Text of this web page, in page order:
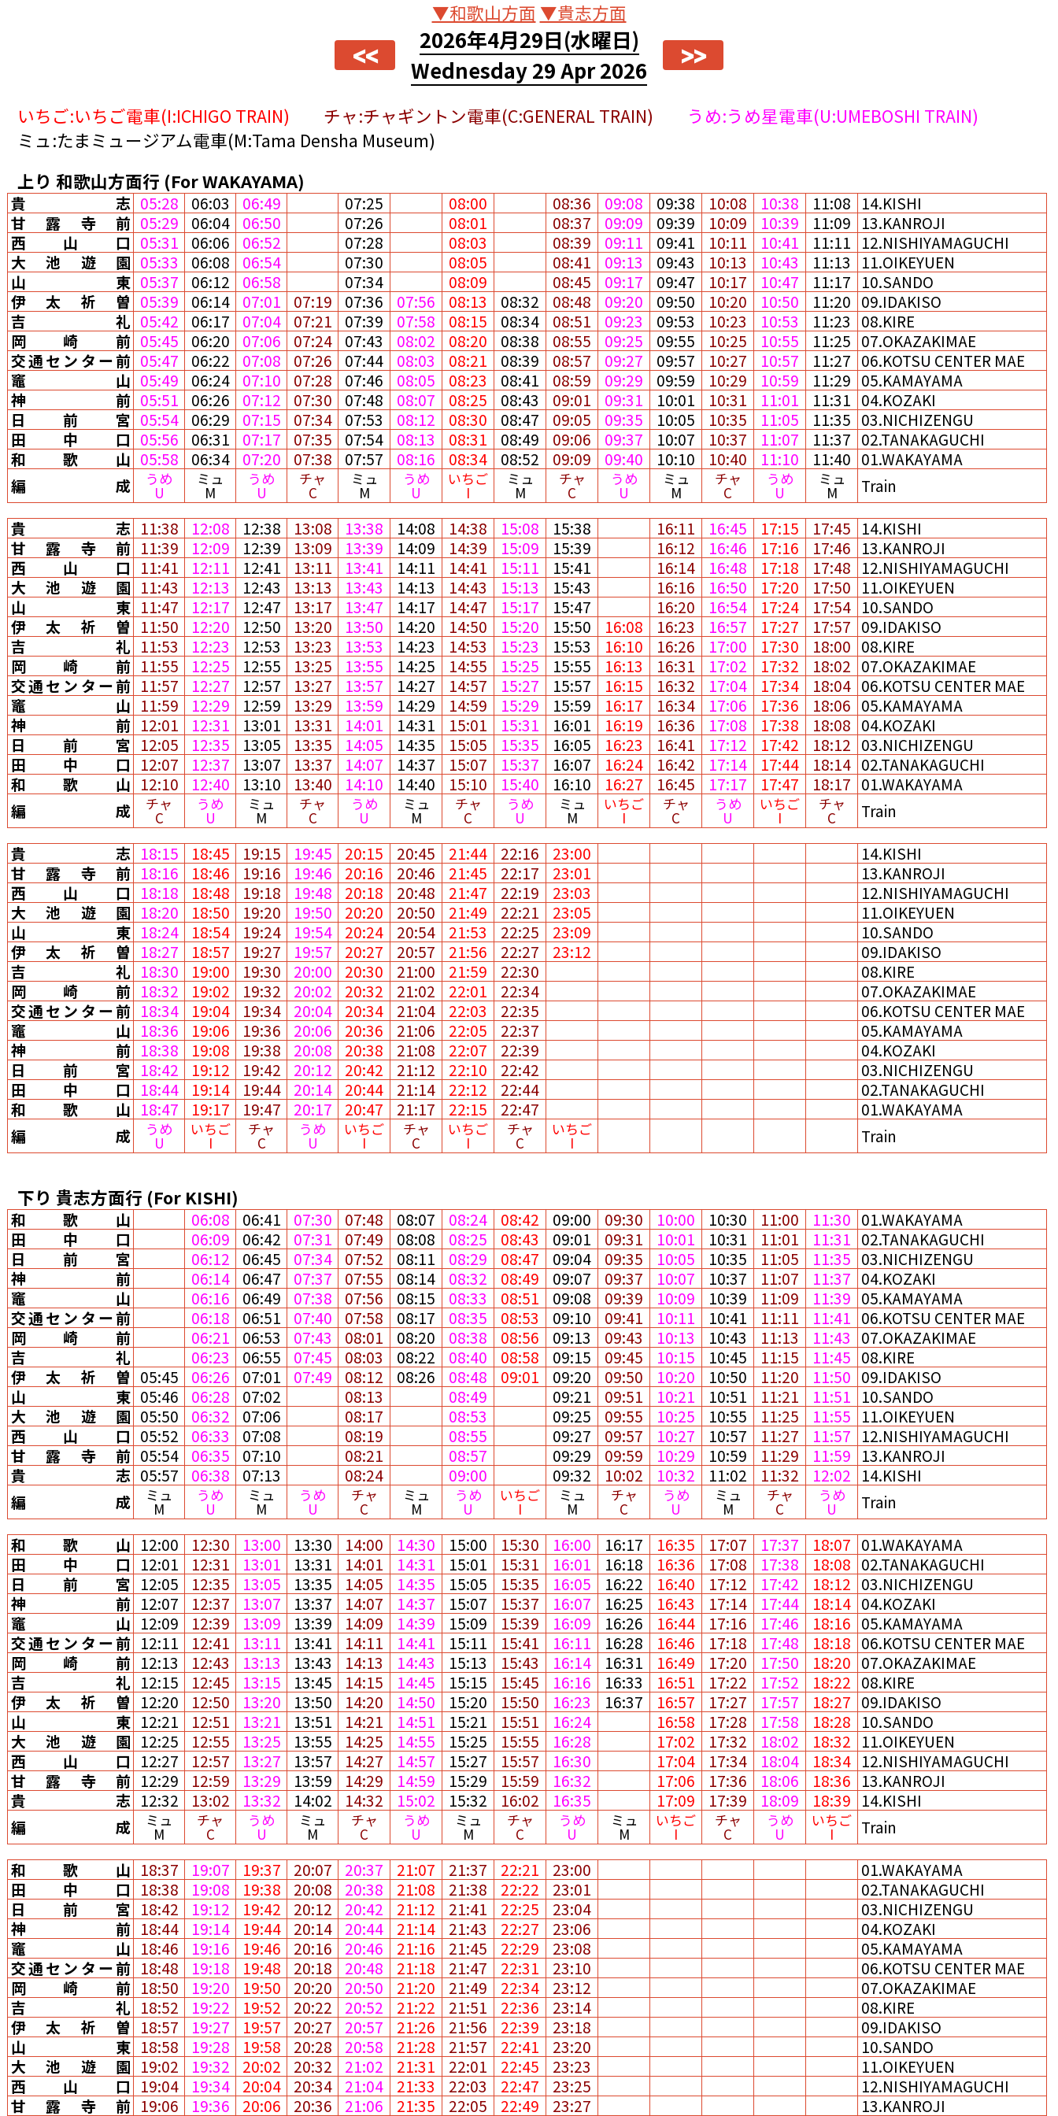
▼和歌山方面 ▼貴志方面
<< 2026年4月29日(水曜日)
Wednesday 29 Apr 2026
>>
いちご:いちご電車(I:ICHIGO TRAIN) チャ:チャギントン電車(C:GENERAL TRAIN)
うめ:うめ星電車(U:UMEBOSHI TRAIN)
ミュ:たまミュージアム電車(M:Tama Densha Museum)
上り 和歌山方面行 (For WAKAYAMA)
貴志 05:28 06:03 06:49 07:25 08:00 08:36 09:08 09:38 10:08 10:38 11:08 14.KISHI
甘露寺前 05:29 06:04 06:50 07:26 08:01 08:37 09:09 09:39 10:09 10:39 11:09 13.KANROJI
西山口 05:31 06:06 06:52 07:28 08:03 08:39 09:11 09:41 10:11 10:41 11:11 12.NISHIYAMAGUCHI
大池遊園 05:33 06:08 06:54 07:30 08:05 08:41 09:13 09:43 10:13 10:43 11:13
11.OIKEYUEN
山東 05:37 06:12 06:58 07:34 08:09 08:45 09:17 09:47 10:17 10:47 11:17 10.SANDO
伊太祈曽 05:39 06:14 07:01 07:19 07:36 07:56 08:13 08:32 08:48 09:20 09:50 10:20 10:50 11:20 09.IDAKISO
吉礼 05:42 06:17 07:04 07:21 07:39 07:58 08:15 08:34 08:51 09:23 09:53 10:23 10:53 11:23 08.KIRE
岡崎前 05:45 06:20 07:06 07:24 07:43 08:02 08:20 08:38 08:55 09:25 09:55 10:25 10:55 11:25 07.OKAZAKIMAE
交通センター前 05:47 06:22 07:08 07:26 07:44 08:03 08:21 08:39 08:57 09:27 09:57 10:27 10:57 11:27 06.KOTSU CENTER MAE
竈山 05:49 06:24 07:10 07:28 07:46 08:05 08:23 08:41 08:59 09:29 09:59 10:29 10:59 11:29 05.KAMAYAMA
神前 05:51 06:26 07:12 07:30 07:48 08:07 08:25 08:43 09:01 09:31 10:01 10:31 11:01 11:31 04.KOZAKI
日前宮 05:54 06:29 07:15 07:34 07:53 08:12 08:30 08:47 09:05 09:35 10:05 10:35 11:05 11:35 03.NICHIZENGU
田中口 05:56 06:31 07:17 07:35 07:54 08:13 08:31 08:49 09:06 09:37 10:07 10:37 11:07 11:37 02.TANAKAGUCHI
和歌山 05:58 06:34 07:20 07:38 07:57 08:16 08:34 08:52 09:09 09:40 10:10 10:40 11:10 11:40 01.WAKAYAMA
編成
うめ
U
ミュ
M
うめ
U
チャ
C
ミュ
M
うめ
U
いちご
I
ミュ
M
チャ
C
うめ
U
ミュ
M
チャ
C
うめ
U
ミュ
M
Train
貴志 11:38 12:08 12:38 13:08 13:38 14:08 14:38 15:08 15:38 16:11 16:45 17:15 17:45 14.KISHI
甘露寺前 11:39 12:09 12:39 13:09 13:39 14:09 14:39 15:09 15:39 16:12 16:46 17:16 17:46 13.KANROJI
西山口 11:41 12:11 12:41 13:11 13:41 14:11 14:41 15:11 15:41 16:14 16:48 17:18 17:48 12.NISHIYAMAGUCHI
大池遊園 11:43 12:13 12:43 13:13 13:43 14:13 14:43 15:13 15:43 16:16 16:50 17:20 17:50 11.OIKEYUEN
山東 11:47 12:17 12:47 13:17 13:47 14:17 14:47 15:17 15:47 16:20 16:54 17:24 17:54 10.SANDO
伊太祈曽 11:50 12:20 12:50 13:20 13:50 14:20 14:50 15:20 15:50 16:08 16:23 16:57 17:27 17:57 09.IDAKISO
吉礼 11:53 12:23 12:53 13:23 13:53 14:23 14:53 15:23 15:53 16:10 16:26 17:00 17:30 18:00 08.KIRE
岡崎前 11:55 12:25 12:55 13:25 13:55 14:25 14:55 15:25 15:55 16:13 16:31 17:02 17:32 18:02 07.OKAZAKIMAE
交通センター前 11:57 12:27 12:57 13:27 13:57 14:27 14:57 15:27 15:57 16:15 16:32 17:04 17:34 18:04 06.KOTSU CENTER MAE
竈山 11:59 12:29 12:59 13:29 13:59 14:29 14:59 15:29 15:59 16:17 16:34 17:06 17:36 18:06 05.KAMAYAMA
神前 12:01 12:31 13:01 13:31 14:01 14:31 15:01 15:31 16:01 16:19 16:36 17:08 17:38 18:08 04.KOZAKI
日前宮 12:05 12:35 13:05 13:35 14:05 14:35 15:05 15:35 16:05 16:23 16:41 17:12 17:42 18:12 03.NICHIZENGU
田中口 12:07 12:37 13:07 13:37 14:07 14:37 15:07 15:37 16:07 16:24 16:42 17:14 17:44 18:14 02.TANAKAGUCHI
和歌山 12:10 12:40 13:10 13:40 14:10 14:40 15:10 15:40 16:10 16:27 16:45 17:17 17:47 18:17 01.WAKAYAMA
編成
チャ
C
うめ
U
ミュ
M
チャ
C
うめ
U
ミュ
M
チャ
C
うめ
U
ミュ
M
いちご
I
チャ
C
うめ
U
いちご
I
チャ
C
Train
貴志 18:15 18:45 19:15 19:45 20:15 20:45 21:44 22:16 23:00
14.KISHI
甘露寺前 18:16 18:46 19:16 19:46 20:16 20:46 21:45 22:17 23:01
13.KANROJI
西山口 18:18 18:48 19:18 19:48 20:18 20:48 21:47 22:19 23:03
12.NISHIYAMAGUCHI
大池遊園 18:20 18:50 19:20 19:50 20:20 20:50 21:49 22:21 23:05
11.OIKEYUEN
山東 18:24 18:54 19:24 19:54 20:24 20:54 21:53 22:25 23:09
10.SANDO
伊太祈曽 18:27 18:57 19:27 19:57 20:27 20:57 21:56 22:27 23:12
09.IDAKISO
吉礼 18:30 19:00 19:30 20:00 20:30 21:00 21:59 22:30
08.KIRE
岡崎前 18:32 19:02 19:32 20:02 20:32 21:02 22:01 22:34
07.OKAZAKIMAE
交通センター前 18:34 19:04 19:34 20:04 20:34 21:04 22:03 22:35
06.KOTSU CENTER MAE
竈山 18:36 19:06 19:36 20:06 20:36 21:06 22:05 22:37
05.KAMAYAMA
神前 18:38 19:08 19:38 20:08 20:38 21:08 22:07 22:39
04.KOZAKI
日前宮 18:42 19:12 19:42 20:12 20:42 21:12 22:10 22:42
03.NICHIZENGU
田中口 18:44 19:14 19:44 20:14 20:44 21:14 22:12 22:44
02.TANAKAGUCHI
和歌山 18:47 19:17 19:47 20:17 20:47 21:17 22:15 22:47
01.WAKAYAMA
編成
うめ
U
いちご
I
チャ
C
うめ
U
いちご
I
チャ
C
いちご
I
チャ
C
いちご
I Train
下り 貴志方面行 (For KISHI)
和歌山 06:08 06:41 07:30 07:48 08:07 08:24 08:42 09:00 09:30 10:00 10:30 11:00 11:30 01.WAKAYAMA
田中口
06:09 06:42 07:31 07:49 08:08 08:25 08:43 09:01 09:31 10:01 10:31 11:01 11:31 02.TANAKAGUCHI
日前宮
06:12 06:45 07:34 07:52 08:11 08:29 08:47 09:04 09:35 10:05 10:35 11:05 11:35 03.NICHIZENGU
神前
06:14 06:47 07:37 07:55 08:14 08:32 08:49 09:07 09:37 10:07 10:37 11:07 11:37 04.KOZAKI
竈山
06:16 06:49 07:38 07:56 08:15 08:33 08:51 09:08 09:39 10:09 10:39 11:09 11:39 05.KAMAYAMA
交通センター前
06:18 06:51 07:40 07:58 08:17 08:35 08:53 09:10 09:41 10:11 10:41 11:11 11:41 06.KOTSU CENTER MAE
岡崎前
06:21 06:53 07:43 08:01 08:20 08:38 08:56 09:13 09:43 10:13 10:43 11:13 11:43 07.OKAZAKIMAE
吉礼
06:23 06:55 07:45 08:03 08:22 08:40 08:58 09:15 09:45 10:15 10:45 11:15 11:45 08.KIRE
伊太祈曽 05:45 06:26 07:01 07:49 08:12 08:26 08:48 09:01 09:20 09:50 10:20 10:50 11:20 11:50 09.IDAKISO
山東 05:46 06:28 07:02 08:13 08:49 09:21 09:51 10:21 10:51 11:21 11:51 10.SANDO
大池遊園 05:50 06:32 07:06 08:17 08:53 09:25 09:55 10:25 10:55 11:25 11:55 11.OIKEYUEN
西山口 05:52 06:33 07:08 08:19 08:55 09:27 09:57 10:27 10:57 11:27 11:57 12.NISHIYAMAGUCHI
甘露寺前 05:54 06:35 07:10 08:21 08:57 09:29 09:59 10:29 10:59 11:29 11:59 13.KANROJI
貴志 05:57 06:38 07:13 08:24 09:00 09:32 10:02 10:32 11:02 11:32 12:02 14.KISHI
編成
ミュ
M
うめ
U
ミュ
M
うめ
U
チャ
C
ミュ
M
うめ
U
いちご
I
ミュ
M
チャ
C
うめ
U
ミュ
M
チャ
C
うめ
U
Train
和歌山 12:00 12:30 13:00 13:30 14:00 14:30 15:00 15:30 16:00 16:17 16:35 17:07 17:37 18:07 01.WAKAYAMA
田中口 12:01 12:31 13:01 13:31 14:01 14:31 15:01 15:31 16:01 16:18 16:36 17:08 17:38 18:08 02.TANAKAGUCHI
日前宮 12:05 12:35 13:05 13:35 14:05 14:35 15:05 15:35 16:05 16:22 16:40 17:12 17:42 18:12 03.NICHIZENGU
神前 12:07 12:37 13:07 13:37 14:07 14:37 15:07 15:37 16:07 16:25 16:43 17:14 17:44 18:14 04.KOZAKI
竈山 12:09 12:39 13:09 13:39 14:09 14:39 15:09 15:39 16:09 16:26 16:44 17:16 17:46 18:16 05.KAMAYAMA
交通センター前 12:11 12:41 13:11 13:41 14:11 14:41 15:11 15:41 16:11 16:28 16:46 17:18 17:48 18:18 06.KOTSU CENTER MAE
岡崎前 12:13 12:43 13:13 13:43 14:13 14:43 15:13 15:43 16:14 16:31 16:49 17:20 17:50 18:20 07.OKAZAKIMAE
吉礼 12:15 12:45 13:15 13:45 14:15 14:45 15:15 15:45 16:16 16:33 16:51 17:22 17:52 18:22 08.KIRE
伊太祈曽 12:20 12:50 13:20 13:50 14:20 14:50 15:20 15:50 16:23 16:37 16:57 17:27 17:57 18:27 09.IDAKISO
山東 12:21 12:51 13:21 13:51 14:21 14:51 15:21 15:51 16:24 16:58 17:28 17:58 18:28 10.SANDO
大池遊園 12:25 12:55 13:25 13:55 14:25 14:55 15:25 15:55 16:28 17:02 17:32 18:02 18:32 11.OIKEYUEN
西山口 12:27 12:57 13:27 13:57 14:27 14:57 15:27 15:57 16:30 17:04 17:34 18:04 18:34 12.NISHIYAMAGUCHI
甘露寺前 12:29 12:59 13:29 13:59 14:29 14:59 15:29 15:59 16:32 17:06 17:36 18:06 18:36 13.KANROJI
貴志 12:32 13:02 13:32 14:02 14:32 15:02 15:32 16:02 16:35 17:09 17:39 18:09 18:39 14.KISHI
編成
ミュ
M
チャ
C
うめ
U
ミュ
M
チャ
C
うめ
U
ミュ
M
チャ
C
うめ
U
ミュ
M
いちご
I
チャ
C
うめ
U
いちご
I
Train
和歌山 18:37 19:07 19:37 20:07 20:37 21:07 21:37 22:21 23:00
01.WAKAYAMA
田中口 18:38 19:08 19:38 20:08 20:38 21:08 21:38 22:22 23:01
02.TANAKAGUCHI
日前宮 18:42 19:12 19:42 20:12 20:42 21:12 21:41 22:25 23:04
03.NICHIZENGU
神前 18:44 19:14 19:44 20:14 20:44 21:14 21:43 22:27 23:06
04.KOZAKI
竈山 18:46 19:16 19:46 20:16 20:46 21:16 21:45 22:29 23:08
05.KAMAYAMA
交通センター前 18:48 19:18 19:48 20:18 20:48 21:18 21:47 22:31 23:10
06.KOTSU CENTER MAE
岡崎前 18:50 19:20 19:50 20:20 20:50 21:20 21:49 22:34 23:12
07.OKAZAKIMAE
吉礼 18:52 19:22 19:52 20:22 20:52 21:22 21:51 22:36 23:14
08.KIRE
伊太祈曽 18:57 19:27 19:57 20:27 20:57 21:26 21:56 22:39 23:18
09.IDAKISO
山東 18:58 19:28 19:58 20:28 20:58 21:28 21:57 22:41 23:20
10.SANDO
大池遊園 19:02 19:32 20:02 20:32 21:02 21:31 22:01 22:45 23:23
11.OIKEYUEN
西山口 19:04 19:34 20:04 20:34 21:04 21:33 22:03 22:47 23:25
12.NISHIYAMAGUCHI
甘露寺前 19:06 19:36 20:06 20:36 21:06 21:35 22:05 22:49 23:27
13.KANROJI